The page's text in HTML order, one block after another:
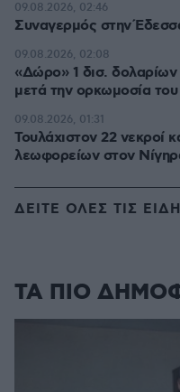
Συναγερμός στην
09.08.2026, 02:46
«Δώρο» 1 δισ.
μετά την ορκωμοσία
09.08.2026, 02:08
Τουλάχιστον 22 νεκροί
λεωφορείων στον
09.08.2026, 01:31
ΔΕΙΤΕ ΟΛΕΣ ΤΙΣ
ΤΑ ΠΙΟ